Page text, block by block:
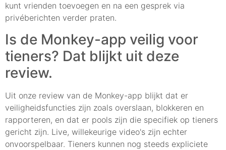
kunt vrienden toevoegen en na een gesprek via
privéberichten verder praten.
Is de Monkey-app veilig voor
tieners? Dat blijkt uit deze
review.
Uit onze review van de Monkey-app blijkt dat er
veiligheidsfuncties zijn zoals overslaan, blokkeren en
rapporteren, en dat er pools zijn die specifiek op tieners
gericht zijn. Live, willekeurige video's zijn echter
onvoorspelbaar. Tieners kunnen nog steeds expliciete